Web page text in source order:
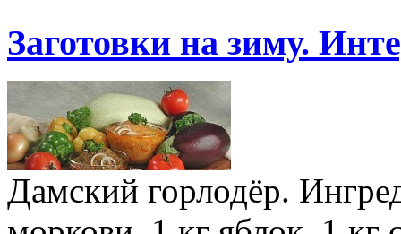
Заготовки на зиму.
Дамский горлодёр.